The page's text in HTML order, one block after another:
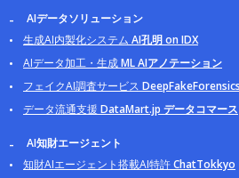
AIデータソリューション
生成AI内製化システム AI孔明 on IDX
AIデータ加工・生成ML AIアノテーション
フェイクAI調査サービス
データ流通支援 DataMart.jp データコマース
AI知財エージェント
知財AIエージェント搭載AI特許ChatTokkyo